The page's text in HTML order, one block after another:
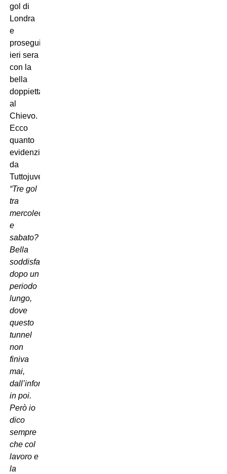
gol di
Londra
e
proseguito
ieri sera
con la
bella
doppietta
al
Chievo.
Ecco
quanto
evidenziato
da
Tuttojuve.com:
“Tre gol
tra
mercoledì
e
sabato?
Bella
soddisfazione
dopo un
periodo
lungo,
dove
questo
tunnel
non
finiva
mai,
dall’infortunio
in poi.
Però io
dico
sempre
che col
lavoro e
la